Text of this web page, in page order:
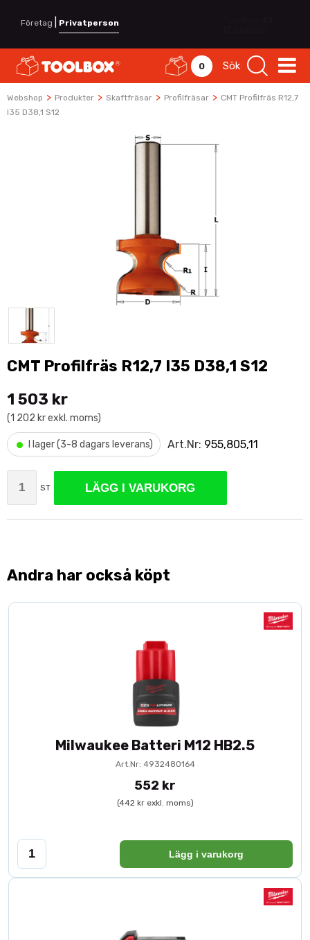
Företag Privatperson
0 Sök
Webshop > Produkter > Skaftfräsar > Profilfräsar > CMT Profilfräs R12,7
I35 D38,1 S12
CMT Profilfräs R12,7 I35 D38,1 S12
1 503 kr
(1 202 kr exkl. moms)
• I lager (3-8 dagars leverans) Art.Nr: 955,805,11
ST LÄGG I VARUKORG
Andra har också köpt
Milwaukee Batteri M12 HB2.5
Art.Nr: 4932480164
552 kr
(442 kr exkl. moms)
Lägg i varukorg